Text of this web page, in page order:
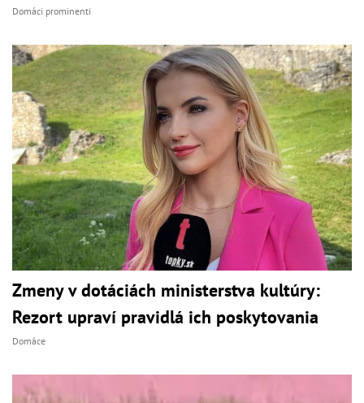
Domáci prominenti
Zmeny v dotáciách ministerstva kultúry:
Rezort upraví pravidlá ich poskytovania
Domáce